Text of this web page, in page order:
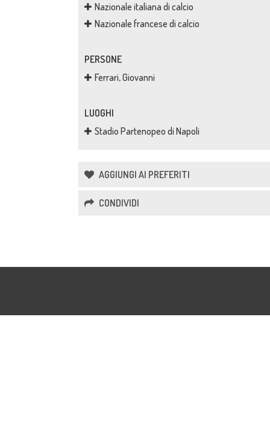
Nazionale italiana di calcio
Nazionale francese di calcio
PERSONE
Ferrari, Giovanni
LUOGHI
Stadio Partenopeo di Napoli
AGGIUNGI AI PREFERITI
CONDIVIDI